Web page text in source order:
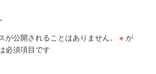
が公開されることはありません。 ※ が
必須項目です